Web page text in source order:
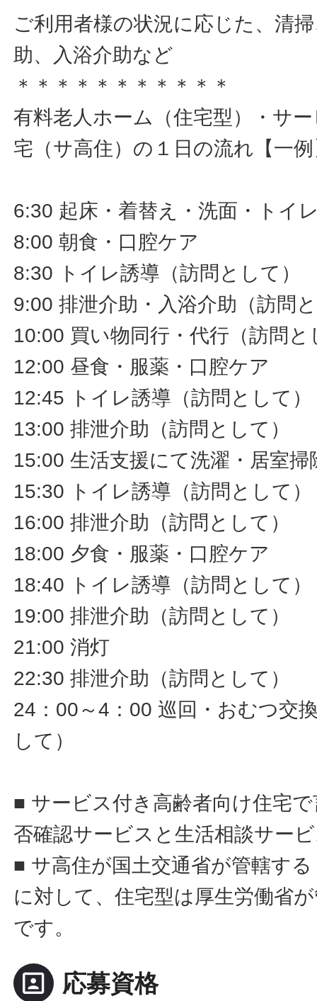
ご利用者様の状況に応じた、清
助、入浴介助など
＊＊＊＊＊＊＊＊＊＊＊
有料老人ホーム（住宅型）・サ
宅（サ高住）の１日の流れ【一
6:30 起床・着替え・洗面・トイ
8:00 朝食・口腔ケア
8:30 トイレ誘導（訪問として）
9:00 排泄介助・入浴介助（訪問
10:00 買い物同行・代行（訪問と
12:00 昼食・服薬・口腔ケア
12:45 トイレ誘導（訪問として）
13:00 排泄介助（訪問として）
15:00 生活支援にて洗濯・居室
15:30 トイレ誘導（訪問として）
16:00 排泄介助（訪問として）
18:00 夕食・服薬・口腔ケア
18:40 トイレ誘導（訪問として）
19:00 排泄介助（訪問として）
21:00 消灯
22:30 排泄介助（訪問として）
24：00～4：00 巡回・おむつ交
して）
■ サービス付き高齢者向け住宅
否確認サービスと生活相談サー
■ サ高住が国土交通省が管轄す
に対して、住宅型は厚生労働省
です。
portrait 応募資格